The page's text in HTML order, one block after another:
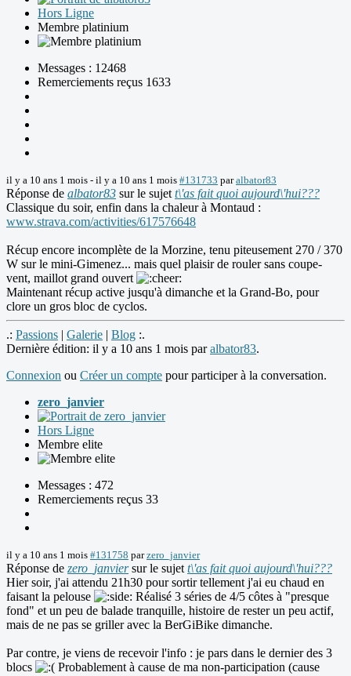
Hors Ligne
Membre platinium
Messages : 12468
Remerciements reçus 1633
il y a 10 ans 1 mois - il y a 10 ans 1 mois #131733 paralbator83
Réponse de albator83 sur le sujet t\'as fait quoi aujourd\'hui???
Classique du soir, enfin dans la chaleur à Montaud :
www.strava.com/activities/617576648
Récup encore incomplète de la Morzine, tenu piteusement 270 / 370
W sur le mini-Gimenez... mais quel plaisir de rouler sans coupe-
vent, maillot grand ouvert
Maintenant récup active jusqu'à dimanche et la Grand-Bo, pour
clore un gros bloc de cyclos.
.: Passions | Galerie | Blog :.
Dernière édition: il y a 10 ans 1 mois paralbator83.
Connexion ou Créer un compte pour participer à la conversation.
zero_janvier
Hors Ligne
Membre elite
Messages : 472
Remerciements reçus 33
il y a 10 ans 1 mois #131758 parzero_janvier
Réponse de zero_janviersur le sujet t\'as fait quoi aujourd\'hui???
Hier soir, j'ai attendu 21h30 pour sortir tellement j'ai eu chaud en
faisant la pelouse
Réalisé 3 séries de 4/5 côtes à "presque
fond" et un peu de balade tranquille, histoire de rester un peu actif,
mais de ne pas se griller avec la BerGiBike dimanche.
Par contre, je viens de recevoir l'info : je pars dans le dernier des 3
blocs
Probablement à cause de ma non-participation (cause